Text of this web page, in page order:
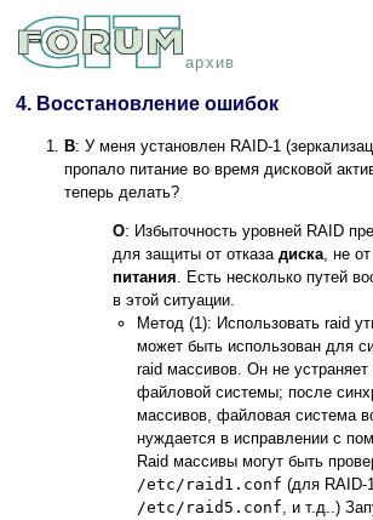
архив
4. Восстановление ошибок
В: У меня установлен RAID-1
пропало питание во время дисковой
теперь делать?
О: Избыточность уровней RAID
для защиты от отказа диска, не от
питания. Есть несколько путей
в этой ситуации.
Метод (1): Использовать raid
может быть использован для
raid массивов. Он не
файловой системы; после
массивов, файловая система
нуждается в исправлении с
Raid массивы могут быть
/etc/raid1.conf (для RAID-
/etc/raid5.conf, и т.д..)